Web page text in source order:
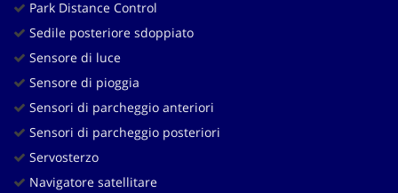
Park Distance Control
Sedile posteriore sdoppiato
Sensore di luce
Sensore di pioggia
Sensori di parcheggio anteriori
Sensori di parcheggio posteriori
Servosterzo
Navigatore satellitare